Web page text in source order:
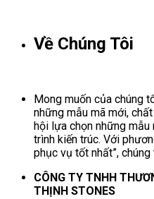
Về Chúng Tôi
Mong muốn của chúng
những mẫu mã mới,
hội lựa chọn những mẫu
trình kiến trúc. Với
phục vụ tốt nhất”,
CÔNG TY TNHH
THỊNH STONES